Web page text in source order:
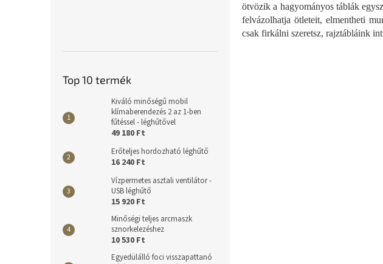
Top 10 termék
Kiváló minőségű mobil
klímaberendezés 2 az 1-ben
fűtéssel - léghűtővel
49 180 Ft
Erőteljes hordozható léghűtő
16 240 Ft
Vízpermetes asztali ventilátor -
USB léghűtő
15 920 Ft
Minőségi teljes arcmaszk
sznorkelezéshez
10 530 Ft
Egyedülálló foci visszapattanó
ötvözik a hagyományos táblák
felvázolhatja ötleteit, elmentheti
csak firkálni szeretsz, rajztábláink